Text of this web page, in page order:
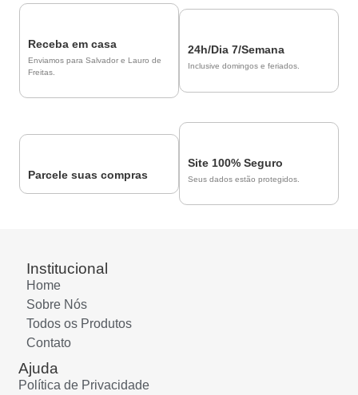
Receba em casa
Enviamos para Salvador e Lauro de
Freitas.
24h/Dia 7/Semana
Inclusive domingos e feriados.
Parcele suas compras
Site 100% Seguro
Seus dados estão protegidos.
Institucional
Home
Sobre Nós
Todos os Produtos
Contato
Ajuda
Política de Privacidade